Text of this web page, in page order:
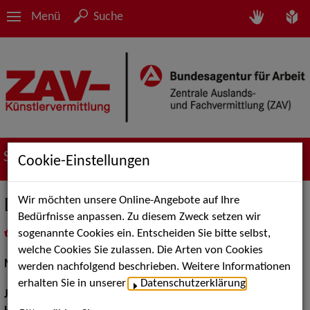
Menü Suche
Suche nach Künstler*innen
Dorothea Maria Müller
als PDF speichern
inMeine Merklistelegen
Musical:Darstellerin, Sängerin
Jahrgang:
Cookie-Einstellungen
Wir möchten unsere Online-Angebote auf Ihre
Bedürfnisse anpassen. Zu diesem Zweck setzen wir
sogenannte Cookies ein. Entscheiden Sie bitte selbst,
welche Cookies Sie zulassen. Die Arten von Cookies
werden nachfolgend beschrieben. Weitere Informationen
erhalten Sie in unserer
Datenschutzerklärung